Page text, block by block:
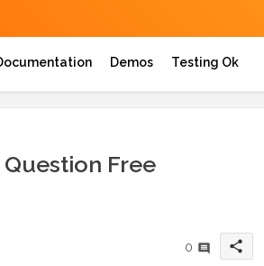
Demos Testing Ok
Question Free
0 share